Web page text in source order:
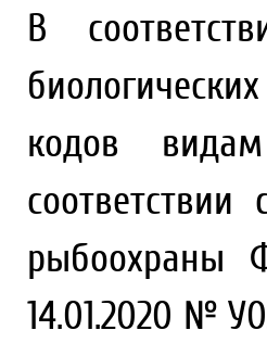
В
кодов
рыбоохраны
14.01.2020 №